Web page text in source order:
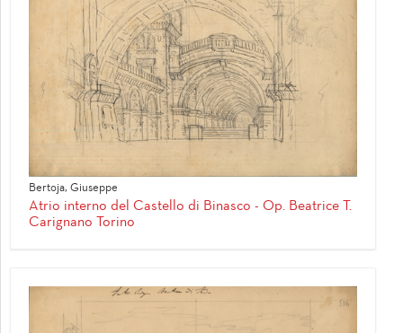
Bertoja, Giuseppe
Atrio interno del Castello di Binasco - Op. Beatrice T.
Carignano Torino